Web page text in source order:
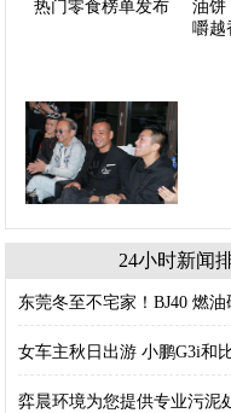
24小时新闻
东莞冬至不宅家！BJ40 燃油
女车主秋日出游 小鹏G3i和
弈晨环境为您提供专业污泥